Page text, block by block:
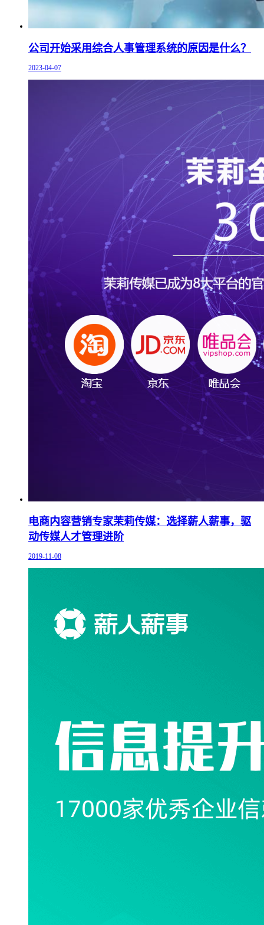
公司开始采用综合人事管理系统的原因是什么？
2023-04-07
电商内容营销专家茉莉传媒：选择薪人薪事，驱
动传媒人才管理进阶
2019-11-08